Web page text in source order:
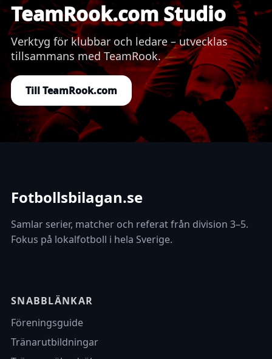
TeamRook.com Studio
Verktyg för klubbar och ledare – utvecklas
tillsammans med TeamRook.
Till TeamRook.com
Fotbollsbilagan.se
Samlar serier, matcher och referat från division 3–5.
Fokus på lokalfotboll i hela Sverige.
SNABBLÄNKAR
Föreningsguide
Tränarutbildningar